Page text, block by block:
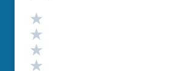
Valutazione